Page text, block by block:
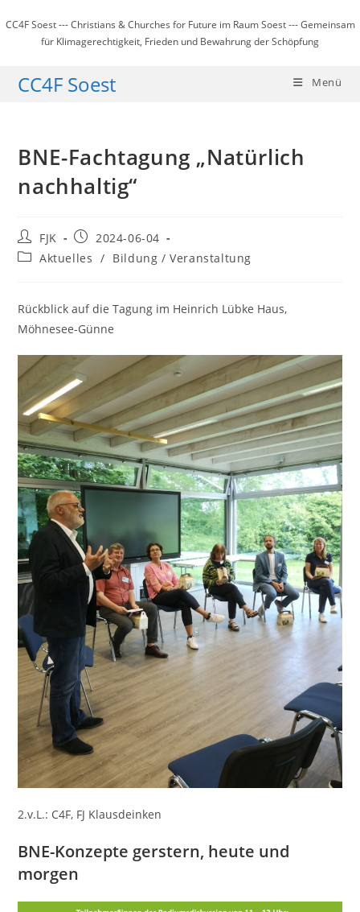
Inhalt
springen
CC4F Soest --- Christians & Churches for Future im Raum Soest --- Gemeinsam
für Klimagerechtigkeit, Frieden und Bewahrung der Schöpfung
CC4F Soest Menü
BNE-Fachtagung „Natürlich
nachhaltig“
Beitrags-
Autor:
FJK
Beitrag
veröffentlicht:
2024-06-04
Beitrags-
Aktuelles / Bildung / Veranstaltung
Rückblick auf die Tagung im Heinrich Lübke Haus,
Möhnesee-Günne
2.v.L.: C4F, FJ Klausdeinken
BNE-Konzepte gerstern, heute und
morgen